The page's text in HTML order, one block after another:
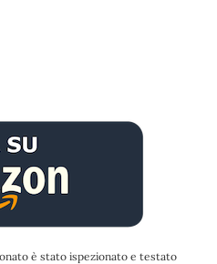
è stato ispezionato e testato